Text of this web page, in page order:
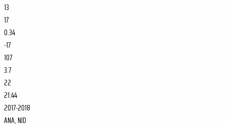
13
17
0.34
-17
107
3.7
22
21:44
2017-2018
ANA, NJD